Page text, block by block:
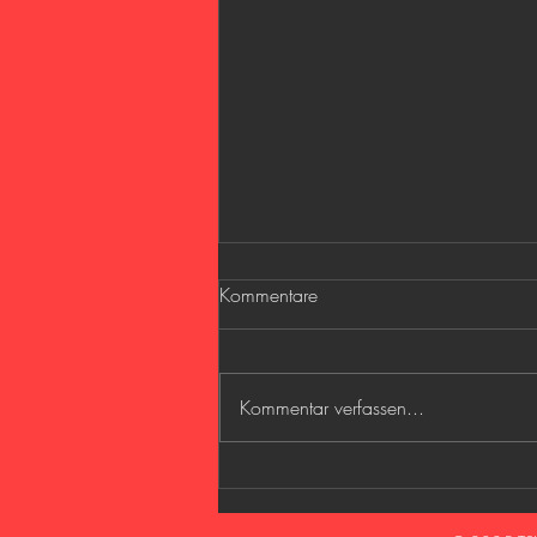
Elfmeterturnier 2026 beim
Sommerfest
Kommentare
Kommentar verfassen...